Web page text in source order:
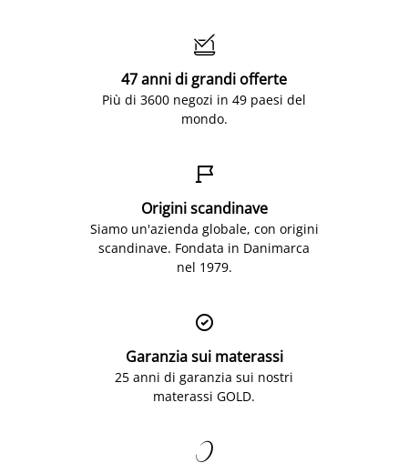

47 anni di grandi offerte
Più di 3600 negozi in 49 paesi del
mondo.

Origini scandinave
Siamo un'azienda globale, con origini
scandinave. Fondata in Danimarca
nel 1979.

Garanzia sui materassi
25 anni di garanzia sui nostri
materassi GOLD.
